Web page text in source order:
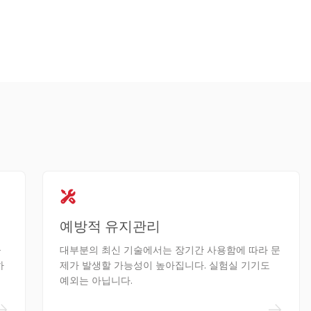
예방적 유지관리
대부분의 최신 기술에서는 장기간 사용함에 따라 문
제가 발생할 가능성이 높아집니다. 실험실 기기도
예외는 아닙니다.